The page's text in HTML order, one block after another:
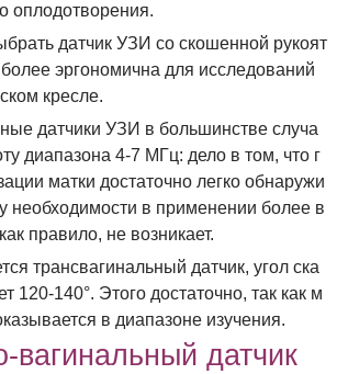
оплодотворения.
датчик УЗИ со скошенной рукоят
более эргономична для исследований
кресле.
датчики УЗИ в большинстве случа
диапазона 4-7 МГц: дело в том, что г
матки достаточно легко обнаружи
необходимости в применении более в
правило, не возникает.
трансвагинальный датчик, угол ска
120-140°. Этого достаточно, так как м
в диапазоне изучения.
вагинальный датчик